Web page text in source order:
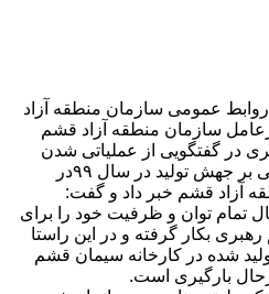
عمومی سازمان منطقه آزاد
سازمان منطقه آزاد قشم
در گفتگویی از عملیاتی شدن
فرمان مقام معظم رهبری مبنی بر جهش تولید در سال ۹۹در
آزاد قشم خبر داد و گفت:
تمام توان و ظرفیت خود را برای
بکار گرفته و در این راستا
شده در کارخانه سیمان قشم
بارگیری است.